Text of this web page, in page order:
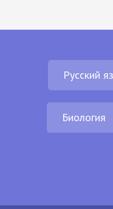
Русский
Биология